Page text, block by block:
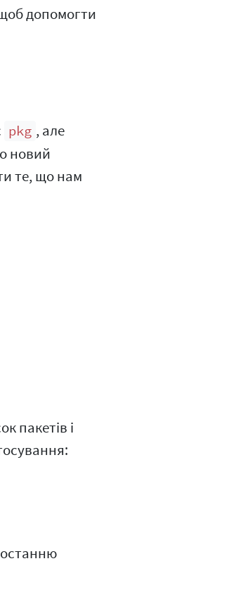
допомогти
pkg , але
новий
те, що нам
пакетів і